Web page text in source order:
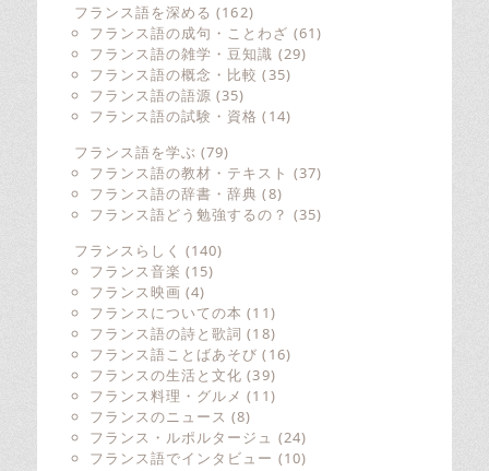
フランス語を深める (162)
フランス語の成句・ことわざ (61)
フランス語の雑学・豆知識 (29)
フランス語の概念・比較 (35)
フランス語の語源 (35)
フランス語の試験・資格 (14)
フランス語を学ぶ (79)
フランス語の教材・テキスト (37)
フランス語の辞書・辞典 (8)
フランス語どう勉強するの？ (35)
フランスらしく (140)
フランス音楽 (15)
フランス映画 (4)
フランスについての本 (11)
フランス語の詩と歌詞 (18)
フランス語ことばあそび (16)
フランスの生活と文化 (39)
フランス料理・グルメ (11)
フランスのニュース (8)
フランス・ルポルタージュ (24)
フランス語でインタビュー (10)